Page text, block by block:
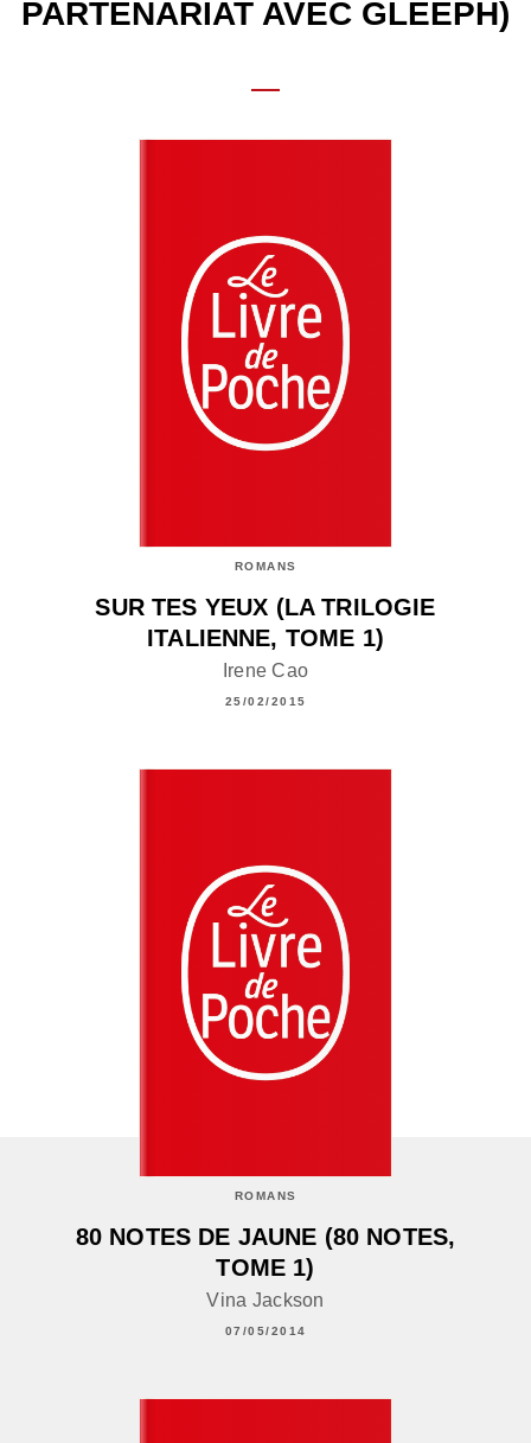
PARTENARIAT AVEC GLEEPH)
ROMANS
SUR TES YEUX (LA TRILOGIE
ITALIENNE, TOME 1)
Irene Cao
25/02/2015
ROMANS
80 NOTES DE JAUNE (80 NOTES,
TOME 1)
Vina Jackson
07/05/2014